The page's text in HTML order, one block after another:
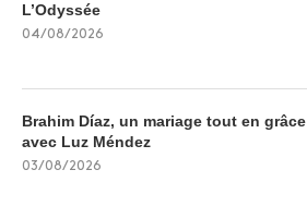
L’Odyssée
04/08/2026
Brahim Díaz, un mariage tout en grâce
avec Luz Méndez
03/08/2026